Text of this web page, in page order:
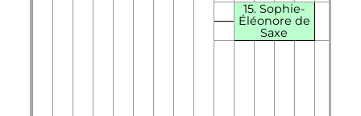
15. Sophie-
Éléonore de
Saxe